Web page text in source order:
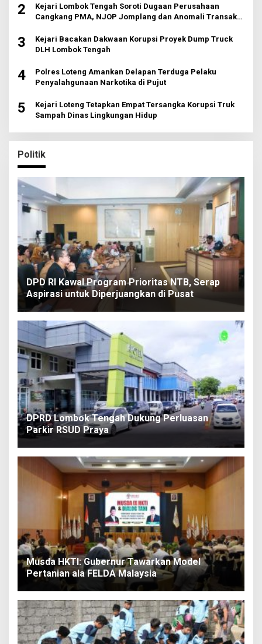
2
Kejari Lombok Tengah Soroti Dugaan Perusahaan
Cangkang PMA, NJOP Jomplang dan Anomali Transaksi
3
Kejari Bacakan Dakwaan Korupsi Proyek Dump Truck
DLH Lombok Tengah
4
Polres Loteng Amankan Delapan Terduga Pelaku
Penyalahgunaan Narkotika di Pujut
5
Kejari Loteng Tetapkan Empat Tersangka Korupsi Truk
Sampah Dinas Lingkungan Hidup
Politik
DPD RI Kawal Program Prioritas NTB, Serap
Aspirasi untuk Diperjuangkan di Pusat
DPRD Lombok Tengah Dukung Perluasan
Parkir RSUD Praya
Musda HKTI: Gubernur Tawarkan Model
Pertanian ala FELDA Malaysia